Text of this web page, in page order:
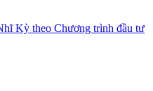
Kỳ theo Chương trình đầu tư